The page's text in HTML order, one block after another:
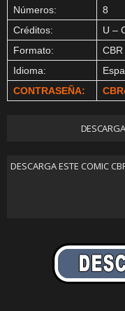
Números:
8
Créditos:
U –
Formato:
CBR
Idioma:
CONTRASEÑA:
DESCARGA ESTE COMIC